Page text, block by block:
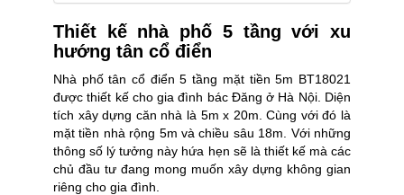
Thiết kế nhà phố 5 tầng với xu
hướng tân cổ điển
Nhà phố tân cổ điển 5 tầng mặt tiền 5m BT18021
được thiết kế cho gia đình bác Đăng ở Hà Nội. Diện
tích xây dựng căn nhà là 5m x 20m. Cùng với đó là
mặt tiền nhà rộng 5m và chiều sâu 18m. Với những
thông số lý tưởng này hứa hẹn sẽ là thiết kế mà các
chủ đầu tư đang mong muốn xây dựng không gian
riêng cho gia đình.